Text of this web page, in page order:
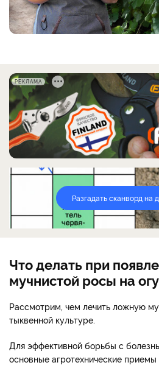
РЕКЛАМА
Разгадать сканворд на
Что делать при
мучнистой росы на
Рассмотрим, чем лечить ложную
тыквенной культуре.
Для эффективной борьбы с
основные агротехнические